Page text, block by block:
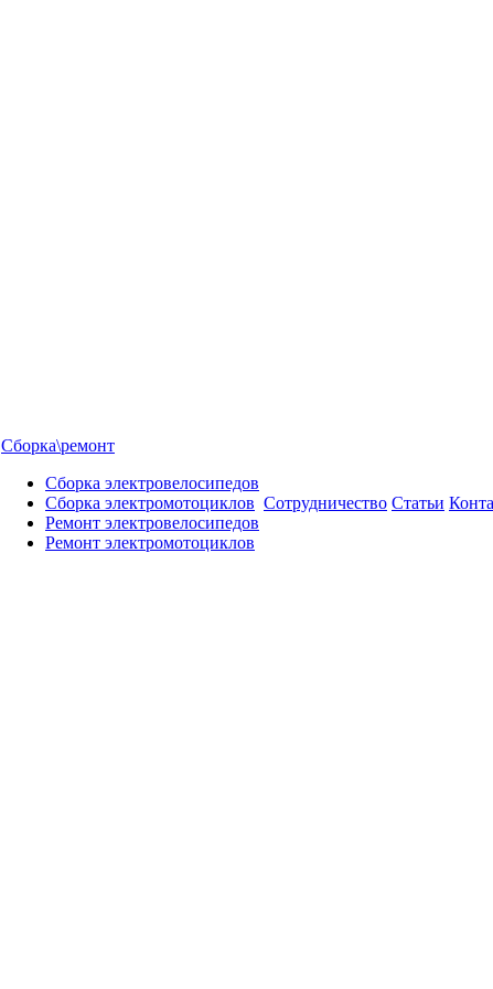
Сборка\ремонт
Сборка электровелосипедов
Сборка электромотоциклов
Ремонт электровелосипедов
Ремонт электромотоциклов
Сотрудничество Статьи